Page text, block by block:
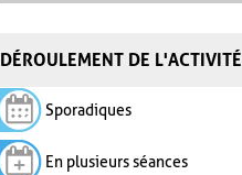
DÉROULEMENT DE L'ACTIVITÉ
Sporadiques
En plusieurs séances